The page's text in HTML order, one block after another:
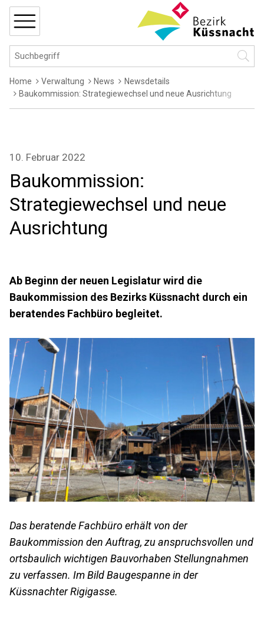
Navigieren in Küssnacht
Schnellnavigation
Hauptnavigation
Suchbegriff
Breadcrumb
Home Verwaltung News
Newsdetails
Baukommission: Strategiewechsel und neue Ausrichtung
Baukommission:
Strategiewechsel und neue
Ausrichtung
10. Februar 2022
Ab Beginn der neuen Legislatur wird die
Baukommission des Bezirks Küssnacht durch ein
beratendes Fachbüro begleitet.
Das beratende Fachbüro erhält von der
Baukommission den Auftrag, zu anspruchsvollen und
ortsbaulich wichtigen Bauvorhaben Stellungnahmen
zu verfassen. Im Bild Baugespanne in der
Küssnachter Rigigasse.